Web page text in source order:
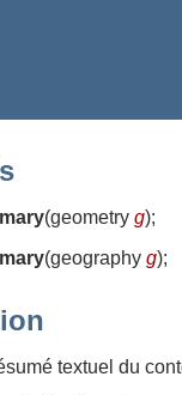
(geometry g);
(geography g);
textuel du